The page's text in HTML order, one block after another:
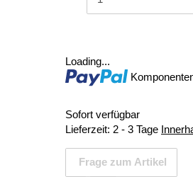
Loading...
Sofort verfügbar
Lieferzeit: 2 - 3 Tage
Frage zum Artikel